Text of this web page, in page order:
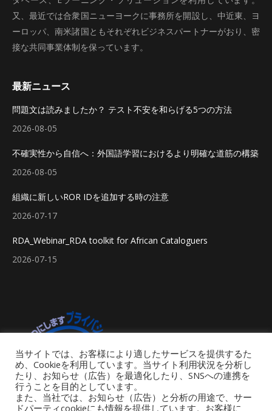
又、最近では合衆国ニューヨークに事務所を開設し、中近東、ヨ
ーロッパ、南米諸国ともそれぞれビジネスパートナーがおり、密
接な共同事業体制を保っています。
最新ニュース
問題文は読みましたか？ テスト不安を和らげる5つの方法
2026-08-05
不確実性から自信へ：外国語学習におけるより明確な道筋の構築
2026-08-05
組織に新しいROR IDを追加する時の注意
2026-07-17
RDA_Webinar_RDA toolkit for African Cataloguers
2026-07-15
当サイトでは、お客様により適したサービスを提供するた
め、Cookieを利用しています。当サイト利用状況を分析し
たり、お知らせ（広告）を最適化したり、SNSへの連携を
行うことを目的としています。
また、当社では、お知らせ（広告）と分析の用途で、サー
ドパーティcookieにも情報を提供しています。お客様に